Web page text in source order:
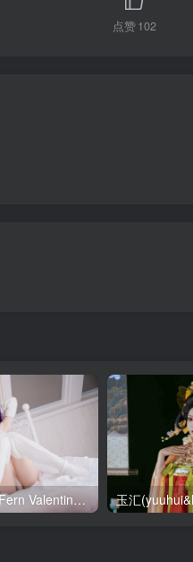
点赞102
SallyDorasnow Fern Valentine [50P-353MB]